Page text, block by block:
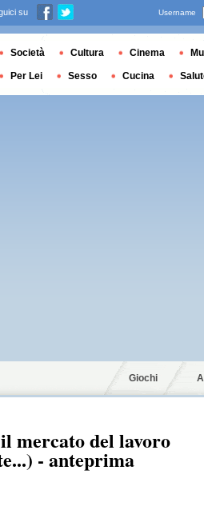
Giochi
mercato del lavoro
- anteprima
su Username
Società Cultura Cinema
Per Lei Sesso Cucina